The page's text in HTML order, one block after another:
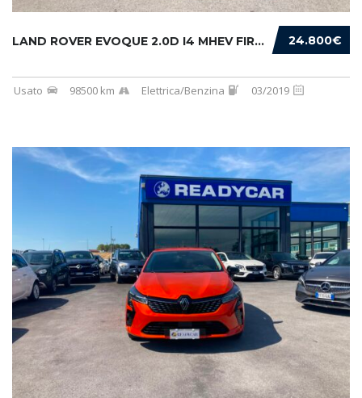
24.800€
LAND ROVER EVOQUE 2.0D I4 MHEV FIRST EDITION...
Usato 98500 km Elettrica/Benzina 03/2019